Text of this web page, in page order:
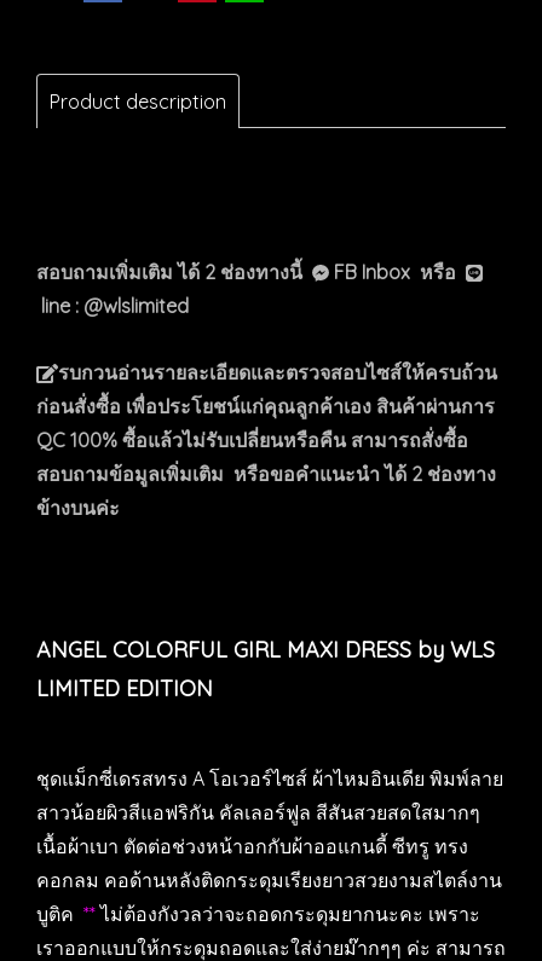
Product description
สอบถามเพิ่มเติม ได้ 2 ช่องทางนี้
FB Inbox หรือ
line : @wlslimited
รบกวนอ่านรายละเอียดและตรวจสอบไซส์ให้ครบถ้วน
ก่อนสั่งซื้อ เพื่อประโยชน์แก่คุณลูกค้าเอง สินค้าผ่านการ
QC 100% ซื้อแล้วไม่รับเปลี่ยนหรือคืน สามารถสั่งซื้อ
สอบถามข้อมูลเพิ่มเติม หรือขอคำแนะนำ ได้ 2 ช่องทาง
ข้างบนค่ะ
ANGEL COLORFUL GIRL MAXI DRESS by WLS
LIMITED EDITION
ชุดแม็กซี่เดรสทรง A โอเวอร์ไซส์ ผ้าไหมอินเดีย พิมพ์ลาย
สาวน้อยผิวสีแอฟริกัน คัลเลอร์ฟูล สีสันสวยสดใสมากๆ
เนื้อผ้าเบา ตัดต่อช่วงหน้าอกกับผ้าออแกนดี้ ซีทรู ทรง
คอกลม คอด้านหลังติดกระดุมเรียงยาวสวยงามสไตล์งาน
บูติค **ไม่ต้องกังวลว่าจะถอดกระดุมยากนะคะ เพราะ
เราออกแบบให้กระดุมถอดและใส่ง่ายม๊ากๆๆ ค่ะ สามารถ